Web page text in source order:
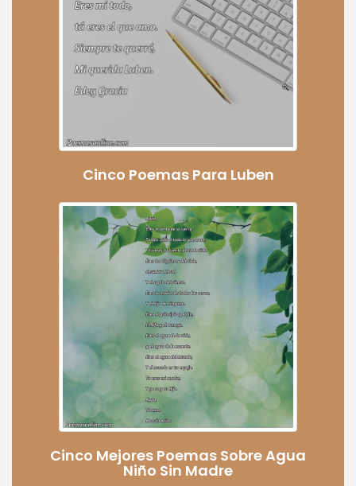
Cinco Poemas Para Luben
Cinco Mejores Poemas Sobre Agua
Niño Sin Madre